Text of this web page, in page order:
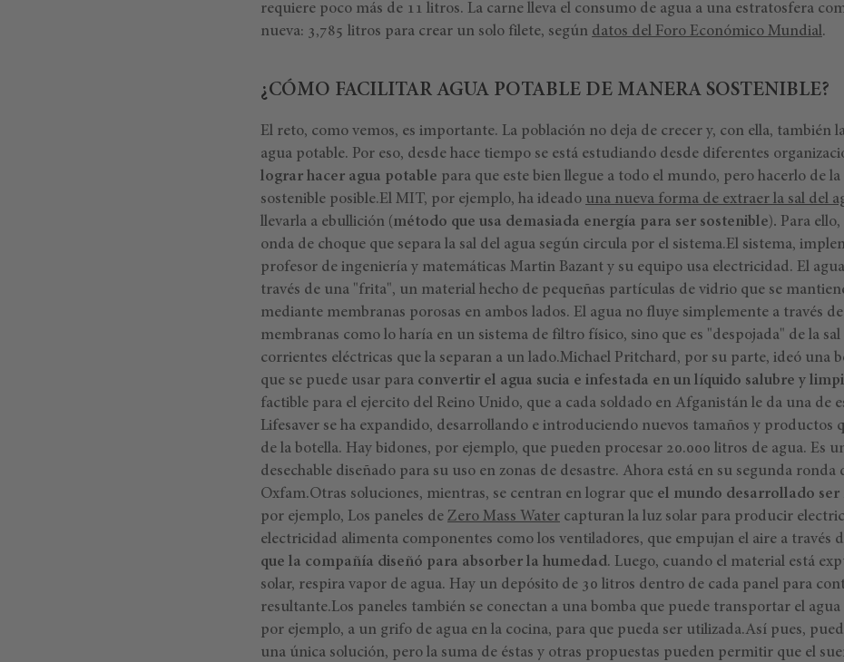
requiere poco más de 11 litros. La carne lleva el consumo de agua a una estratosfera
nueva: 3,785 litros para crear un solo filete, según datos del Foro Económico Mundial.
¿CÓMO FACILITAR AGUA POTABLE DE MANERA SOSTENIBLE?
El reto, como vemos, es importante. La población no deja de crecer y, con ella, también
agua potable. Por eso, desde hace tiempo se está estudiando desde diferentes
lograr hacer agua potable para que este bien llegue a todo el mundo, pero hacerlo de la
sostenible posible.El MIT, por ejemplo, ha ideado una nueva forma de extraer la sal del
llevarla a ebullición (método que usa demasiada energía para ser sostenible). Para
onda de choque que separa la sal del agua según circula por el sistema.El sistema,
profesor de ingeniería y matemáticas Martin Bazant y su equipo usa electricidad. El
través de una "frita", un material hecho de pequeñas partículas de vidrio que se
mediante membranas porosas en ambos lados. El agua no fluye simplemente a través de
membranas como lo haría en un sistema de filtro físico, sino que es "despojada" de la
corrientes eléctricas que la separan a un lado.Michael Pritchard, por su parte, ideó una
que se puede usar para convertir el agua sucia e infestada en un líquido salubre y
factible para el ejercito del Reino Unido, que a cada soldado en Afganistán le da una de
Lifesaver se ha expandido, desarrollando e introduciendo nuevos tamaños y productos
de la botella. Hay bidones, por ejemplo, que pueden procesar 20.000 litros de agua. Es
desechable diseñado para su uso en zonas de desastre. Ahora está en su segunda ronda
Oxfam.Otras soluciones, mientras, se centran en lograr que el mundo desarrollado ser
por ejemplo, Los paneles de Zero Mass Water capturan la luz solar para producir
electricidad alimenta componentes como los ventiladores, que empujan el aire a través
que la compañía diseñó para absorber la humedad. Luego, cuando el material está
solar, respira vapor de agua. Hay un depósito de 30 litros dentro de cada panel para
resultante.Los paneles también se conectan a una bomba que puede transportar el agua
por ejemplo, a un grifo de agua en la cocina, para que pueda ser utilizada.Así pues,
una única solución, pero la suma de éstas y otras propuestas pueden permitir que el